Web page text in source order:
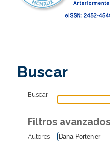
Buscar
Buscar
Filtros avanzados
Autores